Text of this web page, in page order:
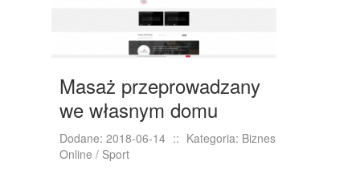
WYKSZTAŁCENIE
PLACÓWKI EDUKACYJNE
KURSY JĘZYKOWE
KURSY I SZKOLENIA
TŁUMACZENIA
Masaż przeprowadzany
we własnym domu
Dodane: 2018-06-14 :: Kategoria: Biznes
Online / Sport